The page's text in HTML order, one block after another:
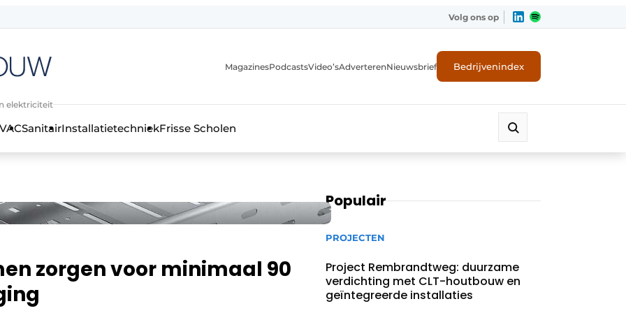
Volg ons op
elektriciteit
MagazinesPodcastsVideo’sAdverterenNieuwsbrief Bedrijvenindex
SanitairInstallatietechniekFrisse Scholen
zorgen voor minimaal 90
Populair
PROJECTEN
Project Rembrandtweg: duurzame
verdichting met CLT-houtbouw en
geïntegreerde installaties